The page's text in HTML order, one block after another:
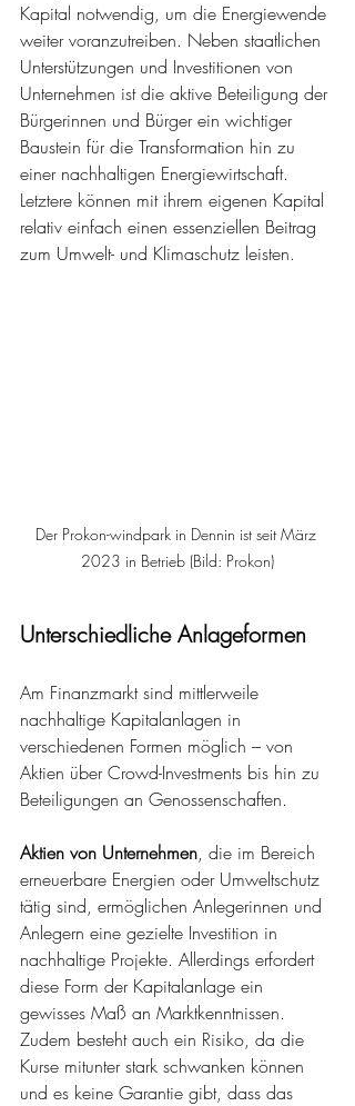
Kapital notwendig, um die Energiewende
weiter voranzutreiben. Neben staatlichen
Unterstützungen und Investitionen von
Unternehmen ist die aktive Beteiligung der
Bürgerinnen und Bürger ein wichtiger
Baustein für die Transformation hin zu
einer nachhaltigen Energiewirtschaft.
Letztere können mit ihrem eigenen Kapital
relativ einfach einen essenziellen Beitrag
zum Umwelt- und Klimaschutz leisten.
Der Prokon-windpark in Dennin ist seit März
2023 in Betrieb (Bild: Prokon)
Unterschiedliche Anlageformen
Am Finanzmarkt sind mittlerweile
nachhaltige Kapitalanlagen in
verschiedenen Formen möglich – von
Aktien über Crowd-Investments bis hin zu
Beteiligungen an Genossenschaften.
Aktien von Unternehmen, die im Bereich
erneuerbare Energien oder Umweltschutz
tätig sind, ermöglichen Anlegerinnen und
Anlegern eine gezielte Investition in
nachhaltige Projekte. Allerdings erfordert
diese Form der Kapitalanlage ein
gewisses Maß an Marktkenntnissen.
Zudem besteht auch ein Risiko, da die
Kurse mitunter stark schwanken können
und es keine Garantie gibt, dass das